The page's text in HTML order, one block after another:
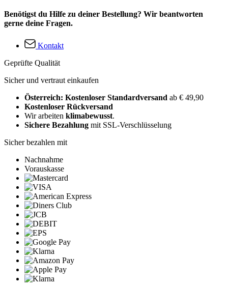
Benötigst du Hilfe zu deiner Bestellung? Wir beantworten
gerne deine Fragen.
Kontakt
Geprüfte Qualität
Sicher und vertraut einkaufen
Österreich: Kostenloser Standardversand ab € 49,90
Kostenloser Rückversand
Wir arbeiten klimabewusst.
Sichere Bezahlung mit SSL-Verschlüsselung
Sicher bezahlen mit
Nachnahme
Vorauskasse